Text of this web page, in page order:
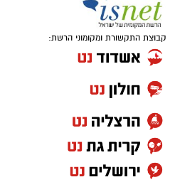
בסיום הביקור הודו באגודה
השיחה הפתוחה ועל
הישראלי, ואיחלו לו המשך
יש לכם מידע חשוב שטרם
חדשותי? מצאתם טעות
אותנו
קבוצת התקשורת ומקומוני הרשת: